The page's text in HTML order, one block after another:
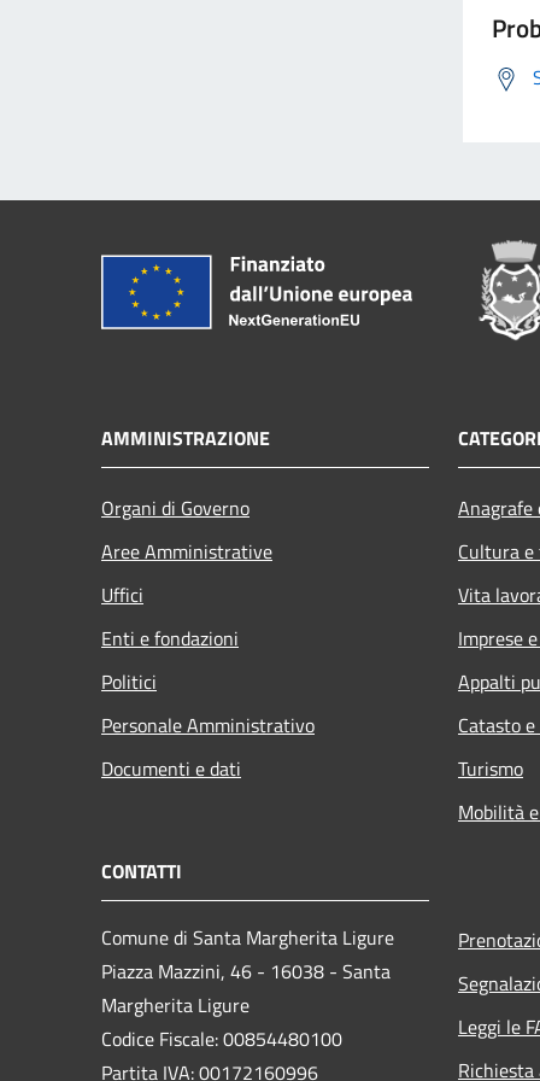
AMMINISTRAZIONE
Organi di Governo
Aree Amministrative
Uffici
Enti e fondazioni
Politici
Personale Amministrativo
Documenti e dati
Cultura
Vita
Imprese
Appalti
Catasto
Turismo
Mobilità
CONTATTI
Comune di Santa Margherita Ligure
Piazza Mazzini, 46 - 16038 - Santa
Margherita Ligure
Codice Fiscale: 00854480100
Partita IVA: 00172160996
Leggi le